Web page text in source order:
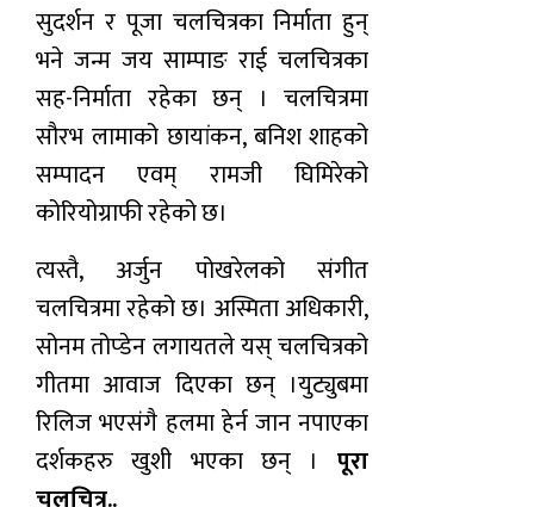
सुदर्शन र पूजा चलचित्रका निर्माता हुन्
भने जन्म जय साम्पाङ राई चलचित्रका
सह-निर्माता रहेका छन् । चलचित्रमा
सौरभ लामाको छायांकन, बनिश शाहको
सम्पादन एवम् रामजी घिमिरेको
कोरियोग्राफी रहेको छ।
त्यस्तै, अर्जुन पोखरेलको संगीत
चलचित्रमा रहेको छ। अस्मिता अधिकारी,
सोनम तोप्डेन लगायतले यस् चलचित्रको
गीतमा आवाज दिएका छन् ।युट्युबमा
रिलिज भएसंगै हलमा हेर्न जान नपाएका
दर्शकहरु खुशी भएका छन् । पूरा